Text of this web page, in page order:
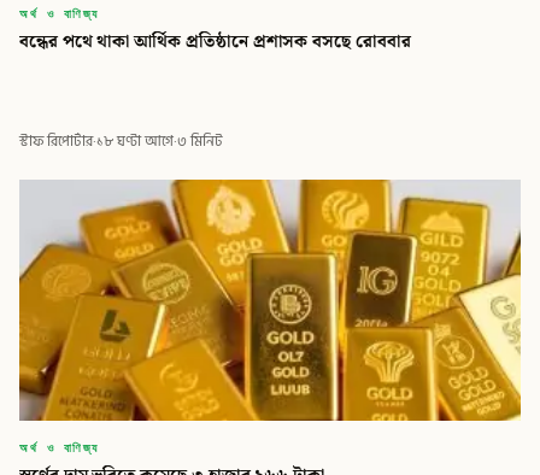
অর্থ ও বাণিজ্য
বন্ধের পথে থাকা আর্থিক প্রতিষ্ঠানে প্রশাসক বসছে রোববার
স্টাফ রিপোর্টার·১৮ ঘণ্টা আগে·৩ মিনিট
অর্থ ও বাণিজ্য